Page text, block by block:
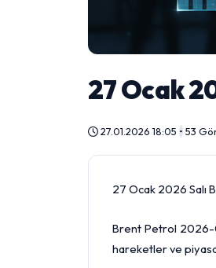
27 Ocak
27.01.2026 18:05 • 53
27 Ocak 2026 Salı
Brent Petrol 2026-
hareketler ve